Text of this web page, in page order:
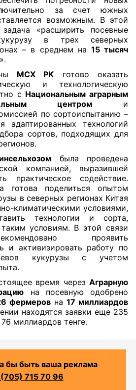
за счет южных
возможным. В этой
«расширить посевные
в трех северных
– в среднем на 15 тысяч
МСХ РК готово оказать
и технологическую
с Национальным аграрным
центром и
по сортоиспытанию –
адаптированных технологий
сортов, подходящих для
была проведена
компанией, выразившей
практическое содействие.
готова поделиться опытом
в северных регионах Китая
климатическими условиями,
технологии и сорта,
условиям. В этой связи
проявить
и активизировать работу по
кукурузы с учетом
время через Аграрную
на посевную одобрено
фермеров на 17 миллиардов
находятся заявки еще 235
миллиардов тенге.
бы быть ваша реклама
715 70 96